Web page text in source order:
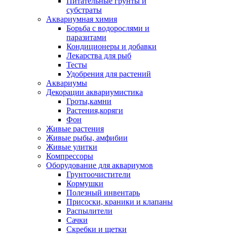
субстраты
Аквариумная химия
Борьба с водорослями и
паразитами
Кондиционеры и добавки
Лекарства для рыб
Тесты
Удобрения для растений
Аквариумы
Декорации аквариумистика
Гроты,камни
Растения,коряги
Фон
Живые растения
Живые рыбы, амфибии
Живые улитки
Компрессоры
Оборудование для аквариумов
Грунтоочистители
Кормушки
Полезный инвентарь
Присоски, краники и клапаны
Распылители
Сачки
Скребки и щетки